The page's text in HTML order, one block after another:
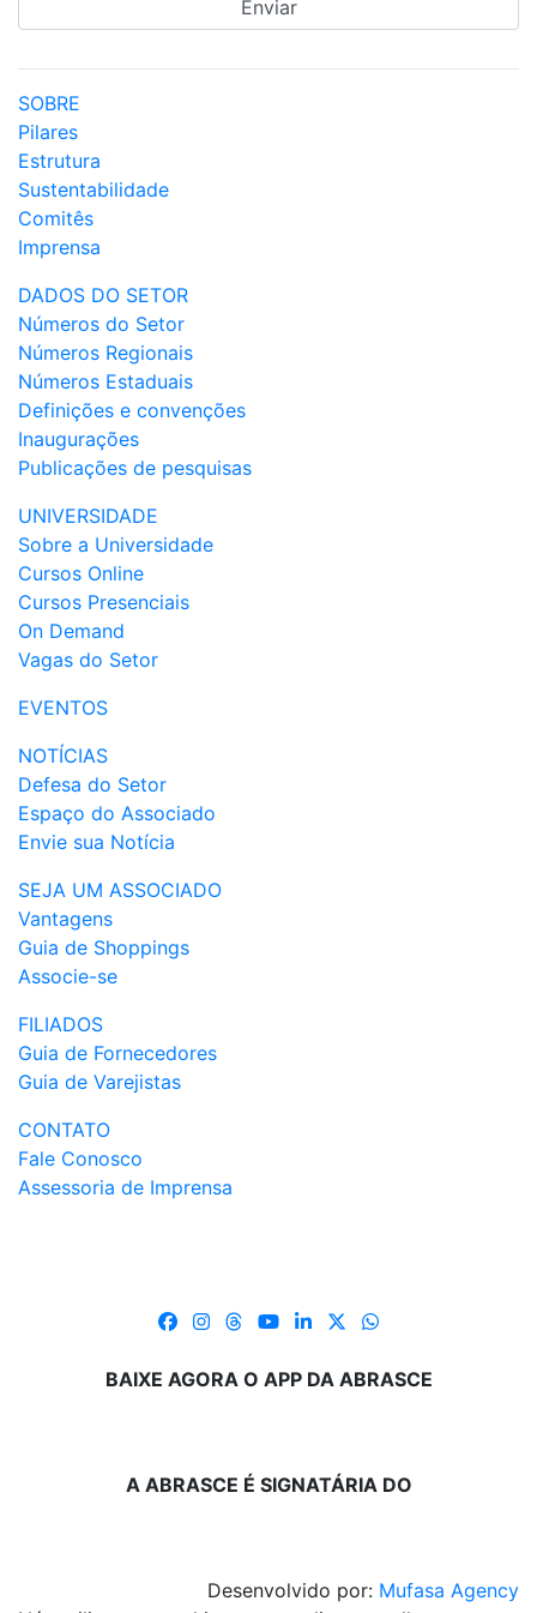
SOBRE
Pilares
Estrutura
Sustentabilidade
Comitês
Imprensa
DADOS DO SETOR
Números do Setor
Números Regionais
Números Estaduais
Definições e convenções
Inaugurações
Publicações de pesquisas
UNIVERSIDADE
Sobre a Universidade
Cursos Online
Cursos Presenciais
On Demand
Vagas do Setor
EVENTOS
NOTÍCIAS
Defesa do Setor
Espaço do Associado
Envie sua Notícia
SEJA UM ASSOCIADO
Vantagens
Guia de Shoppings
Associe-se
FILIADOS
Guia de Fornecedores
Guia de Varejistas
CONTATO
Fale Conosco
Assessoria de Imprensa
BAIXE AGORA O APP DA ABRASCE
A ABRASCE É SIGNATÁRIA DO
Desenvolvido por: Mufasa Agency